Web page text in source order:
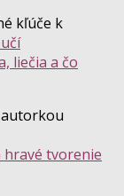
kľúče k
liečia a čo
autorkou
hravé tvorenie